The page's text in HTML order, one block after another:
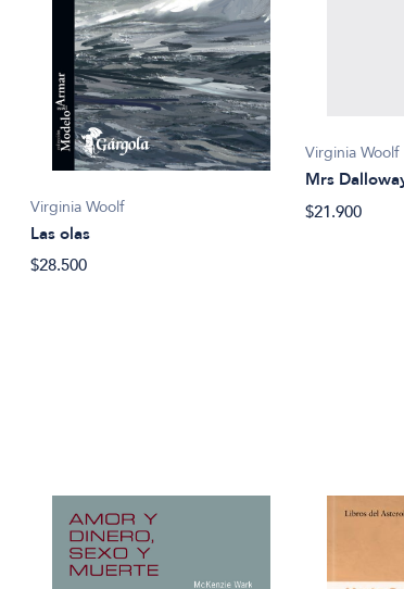
Virginia Woolf
Las olas
$28.500
Virginia Woolf
Mrs
$21.900